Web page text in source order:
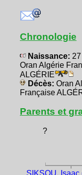
Chronologie
Naissance:
Oran Algérie
ALGÉRIE
Décès: Oran
Française
Parents et
?
SIKSOU, Isaac